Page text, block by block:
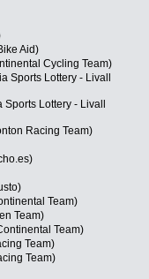
Aid)
Cycling Team)
Sports Lottery - Livall
Lottery - Livall
Racing Team)
Team)
Team)
Team)
Team)
Team)